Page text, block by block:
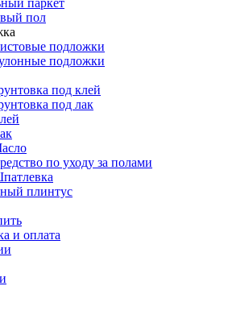
паркет
пол
подложки
подложки
под клей
под лак
по уходу за полами
плинтус
и оплата